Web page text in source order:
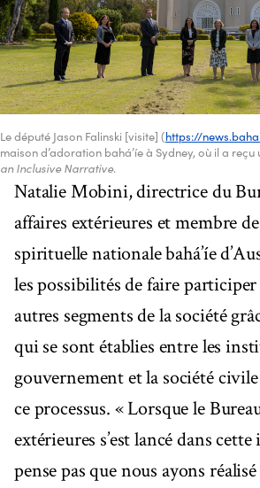
Le député Jason Falinski [visite] (https://
maison d’adoration bahá’íe à Sydney, où il a
an Inclusive Narrative.
Natalie Mobini, directrice du
affaires extérieures et membre
spirituelle nationale bahá’íe
les possibilités de faire
autres segments de la société
qui se sont établies entre les
gouvernement et la société
ce processus. « Lorsque le
extérieures s’est lancé dans
pense pas que nous ayons réalisé